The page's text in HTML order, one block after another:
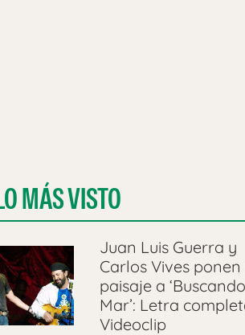
MÁS VISTO
Juan Luis Guerra y
Carlos Vives ponen
paisaje a
Mar’: Letra
Videoclip